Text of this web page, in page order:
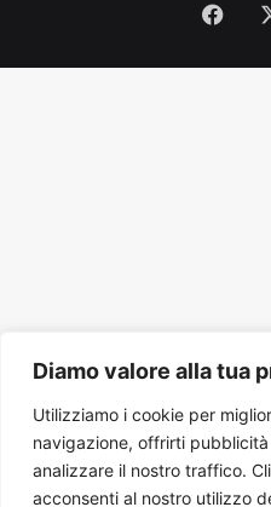
Diamo valore alla tua
Utilizziamo i cookie per
navigazione, offrirti
analizzare il nostro traffico.
acconsenti al nostro utilizzo